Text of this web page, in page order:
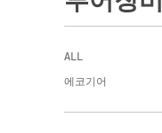
ALL
에코기어